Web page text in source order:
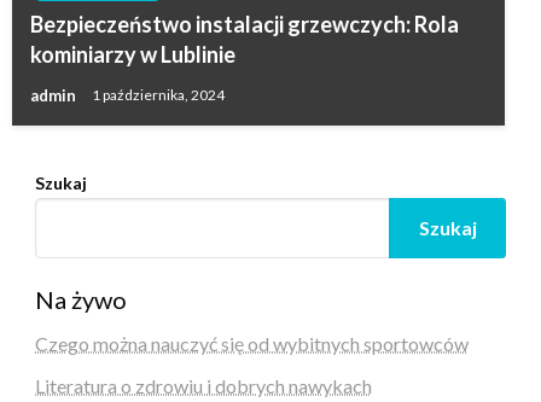
Bezpieczeństwo instalacji grzewczych: Rola
kominiarzy w Lublinie
admin 1 października, 2024
Szukaj
Szukaj
Na żywo
Czego można nauczyć się od wybitnych sportowców
Literatura o zdrowiu i dobrych nawykach